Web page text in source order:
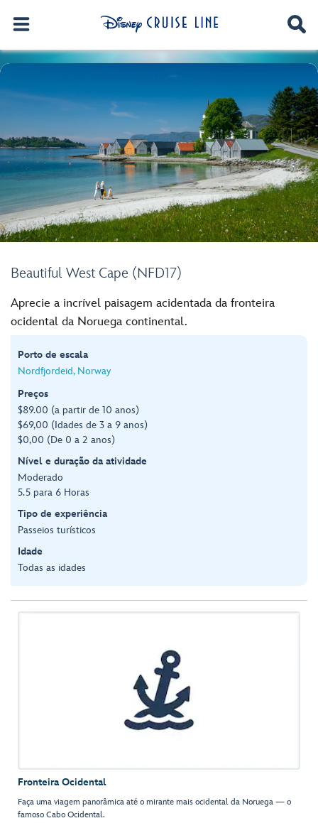
Beautiful West Cape (NFD17)
Aprecie a incrível paisagem acidentada da fronteira
ocidental da Noruega continental.
Porto de escala
Nordfjordeid, Norway
Preços
$89.00 (a partir de 10 anos)
$69,00 (Idades de 3 a 9 anos)
$0,00 (De 0 a 2 anos)
Nível e duração da atividade
Moderado
5.5 para 6 Horas
Tipo de experiência
Passeios turísticos
Idade
Todas as idades
Fronteira Ocidental
Faça uma viagem panorâmica até o mirante mais ocidental da Noruega — o
famoso Cabo Ocidental.